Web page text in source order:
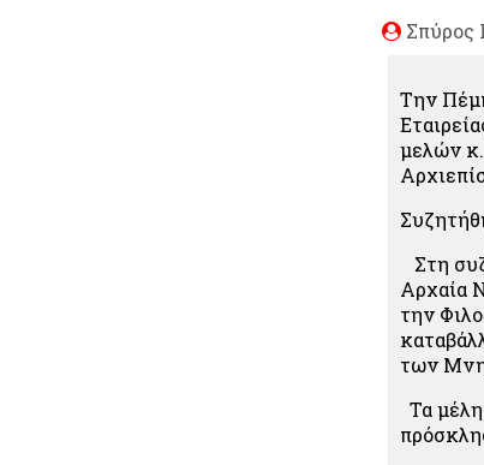
Σπύρος
Την
μελών
Στη
Αρχαία
την
των
Τα